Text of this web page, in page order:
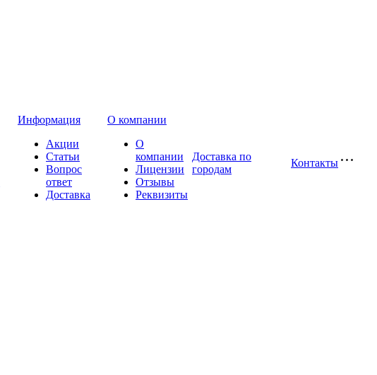
Информация
Акции
Статьи
Вопрос
ответ
Доставка
О компании
О
компании
Лицензии
Отзывы
Реквизиты
Доставка по
городам
Контакты